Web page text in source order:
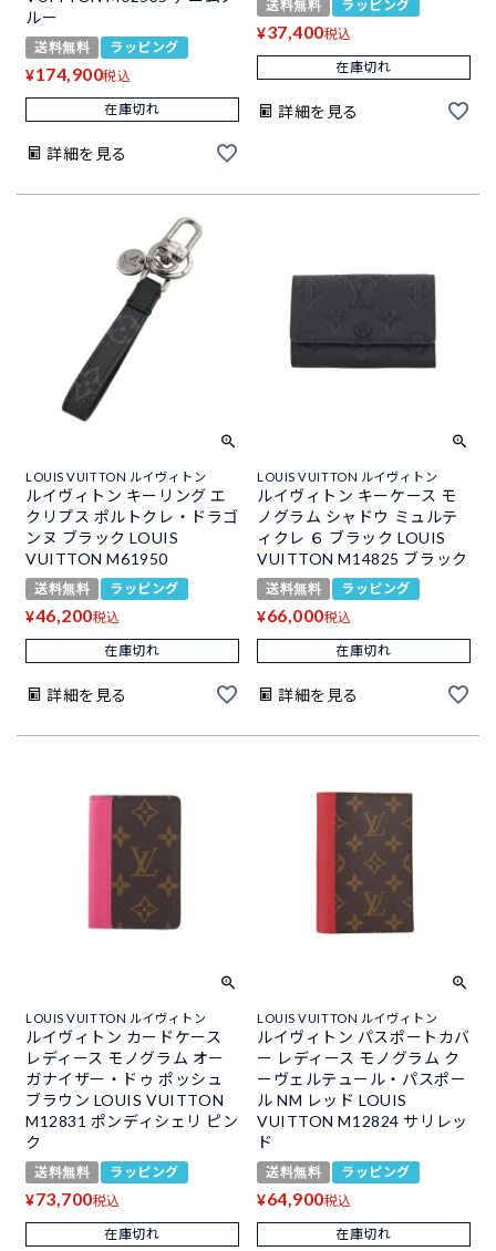
ルー
送料無料 ラッピング
¥174,900税込
在庫切れ
詳細を見る
送料無料 ラッピング
¥37,400税込
在庫切れ
詳細を見る
LOUIS VUITTON ルイヴィトン
ルイヴィトン キーリング エ
クリプス ポルトクレ・ドラゴ
ンヌ ブラック LOUIS
VUITTON M61950
送料無料 ラッピング
¥46,200税込
在庫切れ
詳細を見る
LOUIS VUITTON ルイヴィトン
ルイヴィトン キーケース モ
ノグラム シャドウ ミュルテ
ィクレ ６ ブラック LOUIS
VUITTON M14825 ブラック
送料無料 ラッピング
¥66,000税込
在庫切れ
詳細を見る
LOUIS VUITTON ルイヴィトン
ルイヴィトン カードケース
レディース モノグラム オー
ガナイザー・ドゥ ポッシュ
ブラウン LOUIS VUITTON
M12831 ポンディシェリ ピン
ク
送料無料 ラッピング
¥73,700税込
在庫切れ
LOUIS VUITTON ルイヴィトン
ルイヴィトン パスポートカバ
ー レディース モノグラム ク
ーヴェルテュール・パスポー
ル NM レッド LOUIS
VUITTON M12824 サリレッ
ド
送料無料 ラッピング
¥64,900税込
在庫切れ